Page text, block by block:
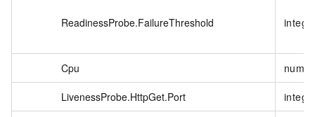
ReadinessProbe.FailureThreshold
Cpu
LivenessProbe.HttpGet.Port